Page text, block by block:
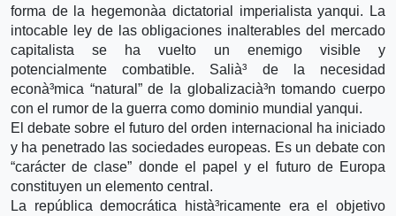
forma de la hegemonà­a dictatorial imperialista yanqui. La
intocable ley de las obligaciones inalterables del mercado
capitalista se ha vuelto un enemigo visible y
potencialmente combatible. Salià³ de la necesidad
econà³mica “natural” de la globalizacià³n tomando cuerpo
con el rumor de la guerra como dominio mundial yanqui.
El debate sobre el futuro del orden internacional ha iniciado
y ha penetrado las sociedades europeas. Es un debate con
“carácter de clase” donde el papel y el futuro de Europa
constituyen un elemento central.
La república democrática histà³ricamente era el objetivo